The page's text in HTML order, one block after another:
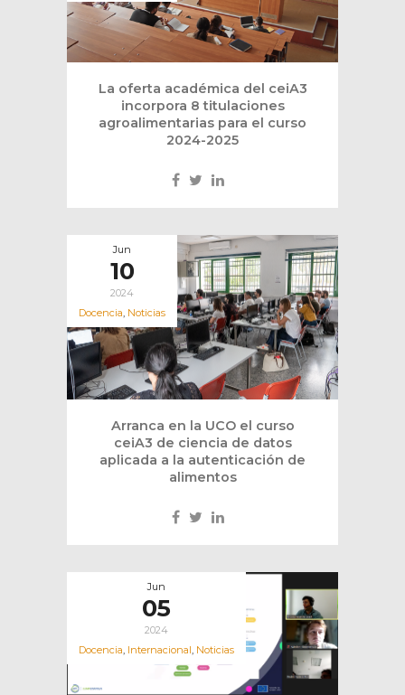
La oferta académica del ceiA3
incorpora 8 titulaciones
agroalimentarias para el curso
2024-2025
Jun
10
2024
Docencia, Noticias
Arranca en la UCO el curso
ceiA3 de ciencia de datos
aplicada a la autenticación de
alimentos
Jun
05
2024
Docencia, Internacional, Noticias